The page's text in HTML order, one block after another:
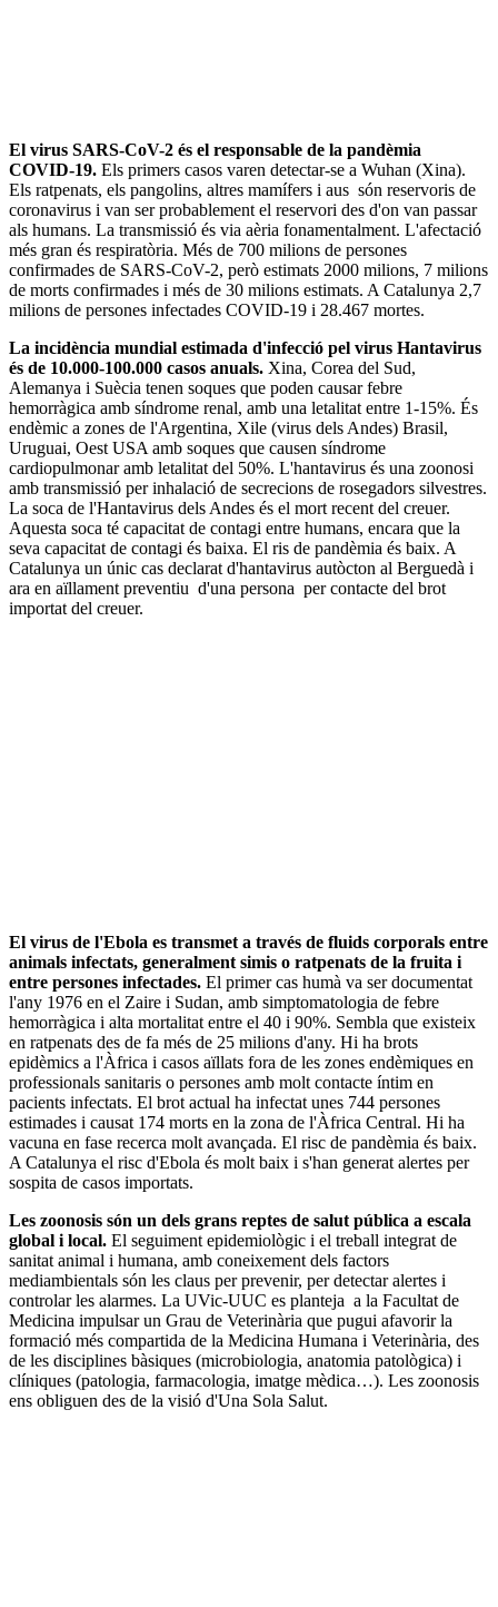
El virus SARS-CoV-2 és el responsable de la pandèmia
COVID-19. Els primers casos varen detectar-se a Wuhan (Xina).
Els ratpenats, els pangolins, altres mamífers i aus són reservoris de
coronavirus i van ser probablement el reservori des d'on van passar
als humans. La transmissió és via aèria fonamentalment. L'afectació
més gran és respiratòria. Més de 700 milions de persones
confirmades de SARS-CoV-2, però estimats 2000 milions, 7 milions
de morts confirmades i més de 30 milions estimats. A Catalunya 2,7
milions de persones infectades COVID-19 i 28.467 mortes.
La incidència mundial estimada d'infecció pel virus Hantavirus
és de 10.000-100.000 casos anuals. Xina, Corea del Sud,
Alemanya i Suècia tenen soques que poden causar febre
hemorràgica amb síndrome renal, amb una letalitat entre 1-15%. És
endèmic a zones de l'Argentina, Xile (virus dels Andes) Brasil,
Uruguai, Oest USA amb soques que causen síndrome
cardiopulmonar amb letalitat del 50%. L'hantavirus és una zoonosi
amb transmissió per inhalació de secrecions de rosegadors silvestres.
La soca de l'Hantavirus dels Andes és el mort recent del creuer.
Aquesta soca té capacitat de contagi entre humans, encara que la
seva capacitat de contagi és baixa. El ris de pandèmia és baix. A
Catalunya un únic cas declarat d'hantavirus autòcton al Berguedà i
ara en aïllament preventiu d'una persona per contacte del brot
importat del creuer.
El virus de l'Ebola es transmet a través de fluids corporals entre
animals infectats, generalment simis o ratpenats de la fruita i
entre persones infectades. El primer cas humà va ser documentat
l'any 1976 en el Zaire i Sudan, amb simptomatologia de febre
hemorràgica i alta mortalitat entre el 40 i 90%. Sembla que existeix
en ratpenats des de fa més de 25 milions d'any. Hi ha brots
epidèmics a l'Àfrica i casos aïllats fora de les zones endèmiques en
professionals sanitaris o persones amb molt contacte íntim en
pacients infectats. El brot actual ha infectat unes 744 persones
estimades i causat 174 morts en la zona de l'Àfrica Central. Hi ha
vacuna en fase recerca molt avançada. El risc de pandèmia és baix.
A Catalunya el risc d'Ebola és molt baix i s'han generat alertes per
sospita de casos importats.
Les zoonosis són un dels grans reptes de salut pública a escala
global i local. El seguiment epidemiològic i el treball integrat de
sanitat animal i humana, amb coneixement dels factors
mediambientals són les claus per prevenir, per detectar alertes i
controlar les alarmes. La UVic-UUC es planteja a la Facultat de
Medicina impulsar un Grau de Veterinària que pugui afavorir la
formació més compartida de la Medicina Humana i Veterinària, des
de les disciplines bàsiques (microbiologia, anatomia patològica) i
clíniques (patologia, farmacologia, imatge mèdica…). Les zoonosis
ens obliguen des de la visió d'Una Sola Salut.